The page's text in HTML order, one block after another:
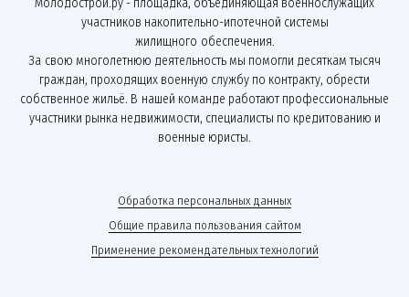
Молодострой.ру - площадка, объединяющая военнослужащих
участников накопительно-ипотечной системы
жилищного обеспечения.
За свою многолетнюю деятельность мы помогли десяткам тысяч
граждан, проходящих военную службу по контракту, обрести
собственное жильё. В нашей команде работают профессиональные
участники рынка недвижимости, специалисты по кредитованию и
военные юристы.
Обработка персональных данных
Общие правила пользования сайтом
Применение рекомендательных технологий